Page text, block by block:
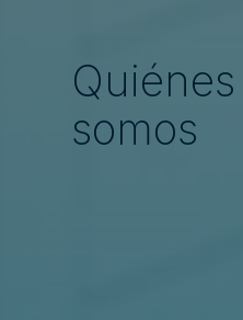
Quiénes
somos